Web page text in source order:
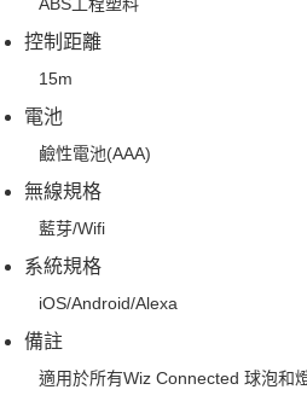
控制距離
15m
電池
鹼性電池(AAA)
無線規格
藍芽/Wifi
系統規格
iOS/Android/Alexa
備註
適用於所有Wiz Connected 球泡和